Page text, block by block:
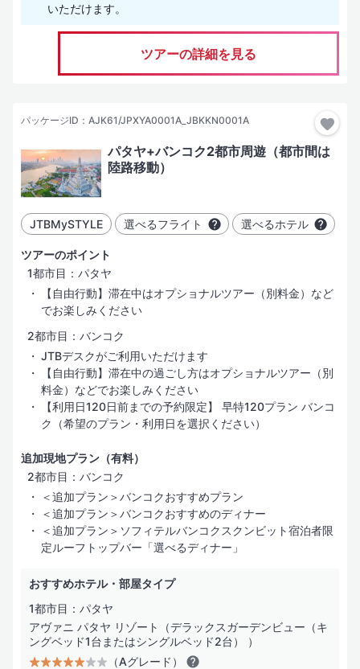
いただけます。
ツアーの詳細を見る
パッケージID：AJK61/JPXYA0001A_JBKKN0001A
パタヤ+バンコク2都市周遊（都市間は
陸路移動）
JTBMySTYLE 選べるフライト 選べるホテル
ツアーのポイント
1都市目：パタヤ
【自由行動】滞在中はオプショナルツアー（別料金）など
でお楽しみください
2都市目：バンコク
JTBデスクがご利用いただけます
【自由行動】滞在中の過ごし方はオプショナルツアー（別
料金）などでお楽しみください
【利用日120日前までの予約限定】 早特120プラン バンコ
ク（希望のプラン・利用日を選択ください）
追加現地プラン（有料）
2都市目：バンコク
＜追加プラン＞バンコクおすすめプラン
＜追加プラン＞バンコクおすすめのディナー
＜追加プラン＞ソフィテルバンコクスクンビット宿泊者限
定ルーフトップバー「選べるディナー」
おすすめホテル・部屋タイプ
1都市目：パタヤ
アヴァニ パタヤ リゾート（デラックスガーデンビュー（キ
ングベッド1台またはシングルベッド2台） ）
（Aグレード）